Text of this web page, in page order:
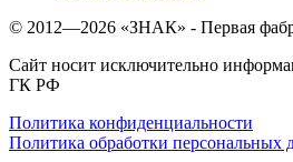
© 2012—2026 «ЗНАК» - Первая
Сайт носит исключительно
ГК РФ
Политика конфиденциальности
Политика обработки персональных